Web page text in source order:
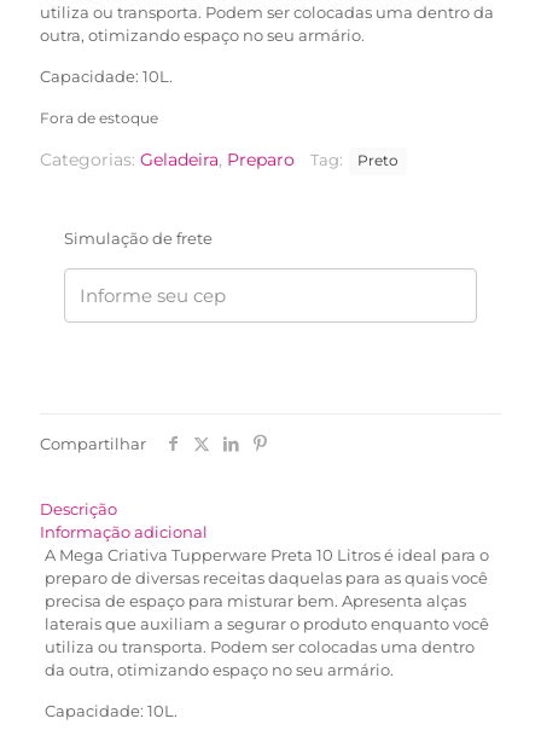
utiliza ou transporta. Podem ser colocadas uma dentro da
outra, otimizando espaço no seu armário.
Capacidade: 10L.
Fora de estoque
Categorias: Geladeira, Preparo Tag: Preto
Simulação de frete
Compartilhar
Descrição
Informação adicional
A Mega Criativa Tupperware Preta 10 Litros é ideal para o
preparo de diversas receitas daquelas para as quais você
precisa de espaço para misturar bem. Apresenta alças
laterais que auxiliam a segurar o produto enquanto você
utiliza ou transporta. Podem ser colocadas uma dentro
da outra, otimizando espaço no seu armário.
Capacidade: 10L.